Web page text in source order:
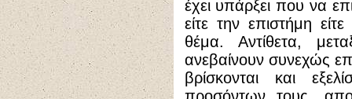
έχει υπάρξει που να
είτε την επιστήμη
θέμα. Αντίθετα,
ανεβαίνουν συνεχώς
βρίσκονται και